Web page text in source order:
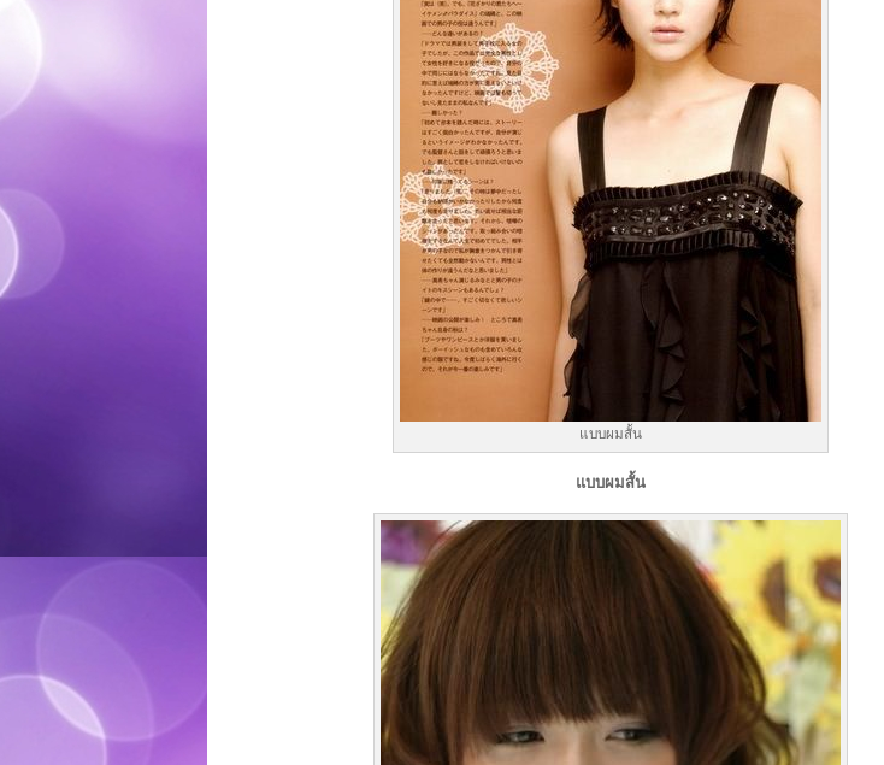
แบบผมสั้น
แบบผมสั้น